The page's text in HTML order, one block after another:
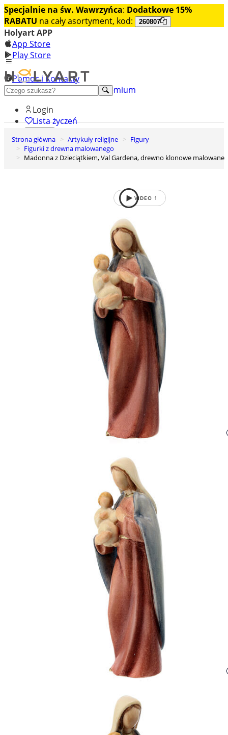
Specjalnie na św. Wawrzyńca: Dodatkowe 15%
RABATU na cały asortyment, kod: 260807
Holyart APP
App Store
Play Store
Pomoc i Kontakty
+48 222 922 860
Odkryj premium
Login
Lista życzeń
0
Koszyk
Strona główna Artykuły religijne
Figury
Figurki z drewna malowanego
Madonna z Dzieciątkiem, Val Gardena, drewno klonowe malowane
VIDEO 1